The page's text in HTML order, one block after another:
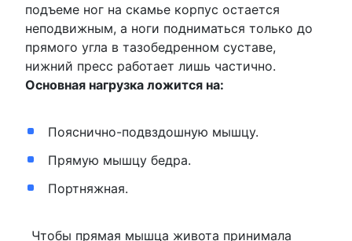
подъеме ног на скамье корпус остается
неподвижным, а ноги подниматься только до
прямого угла в тазобедренном суставе,
нижний пресс работает лишь частично.
Основная нагрузка ложится на:
Пояснично-подвздошную мышцу.
Прямую мышцу бедра.
Портняжная.
Чтобы прямая мышца живота принимала